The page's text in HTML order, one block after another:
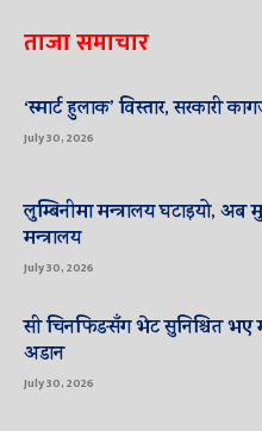
ताजा समाचार
‘स्मार्ट हुलाक’ विस्तार, सरकारी
July 30, 2026
लुम्बिनीमा मन्त्रालय घटाइयो, अब
मन्त्रालय
July 30, 2026
सी चिनफिङसँग भेट सुनिश्चित भए
अडान
July 30, 2026